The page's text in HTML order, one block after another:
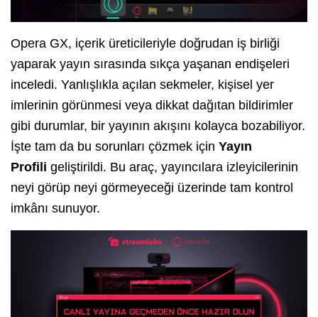
Opera GX, içerik üreticileriyle doğrudan iş birliği
yaparak yayın sırasında sıkça yaşanan endişeleri
inceledi. Yanlışlıkla açılan sekmeler, kişisel yer
imlerinin görünmesi veya dikkat dağıtan bildirimler
gibi durumlar, bir yayının akışını kolayca bozabiliyor.
İşte tam da bu sorunları çözmek için Yayın
Profili geliştirildi. Bu araç, yayıncılara izleyicilerinin
neyi görüp neyi görmeyeceği üzerinde tam kontrol
imkânı sunuyor.